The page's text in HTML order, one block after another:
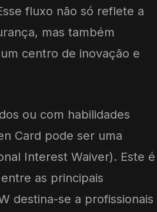
fluxo não só reflete a
mas também
centro de inovação e
ou com habilidades
Card pode ser uma
Interest Waiver). Este é
as principais
destina-se a profissionais